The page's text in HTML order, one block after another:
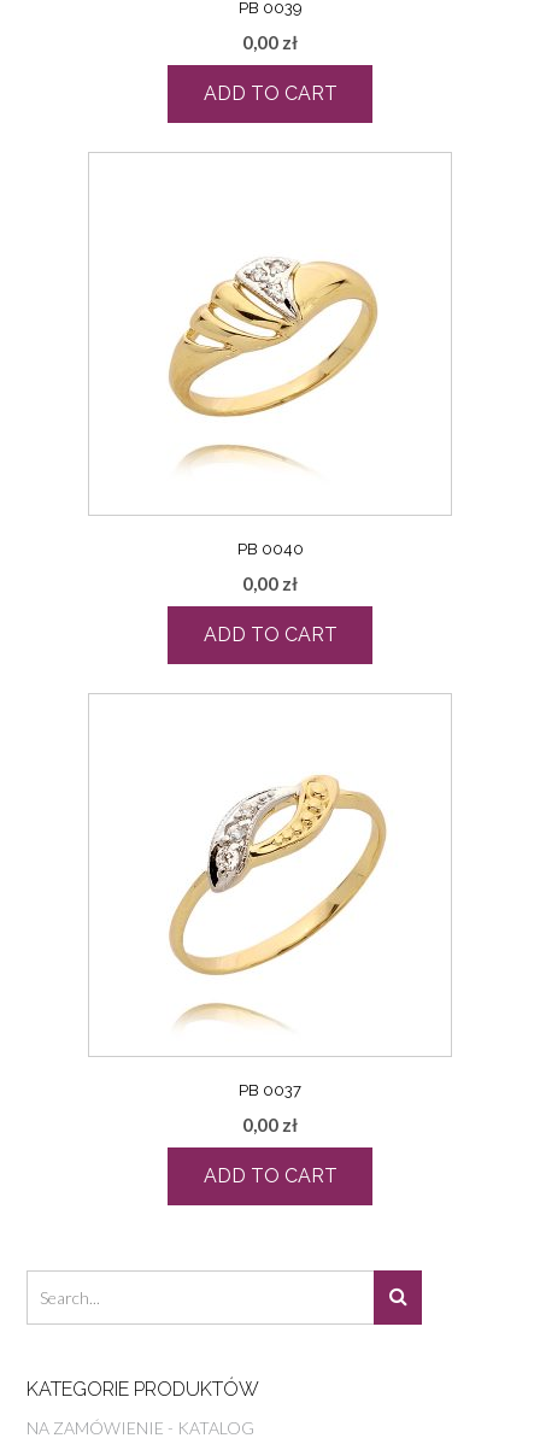
PB 0039
0,00 zł
ADD TO CART
PB 0040
0,00 zł
ADD TO CART
PB 0037
0,00 zł
ADD TO CART
KATEGORIE PRODUKTÓW
NA ZAMÓWIENIE - KATALOG